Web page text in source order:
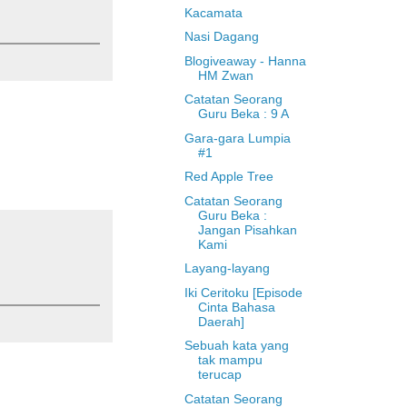
Kacamata
Nasi Dagang
Blogiveaway - Hanna
HM Zwan
Catatan Seorang
Guru Beka : 9 A
Gara-gara Lumpia
#1
Red Apple Tree
Catatan Seorang
Guru Beka :
Jangan Pisahkan
Kami
Layang-layang
Iki Ceritoku [Episode
Cinta Bahasa
Daerah]
Sebuah kata yang
tak mampu
terucap
Catatan Seorang